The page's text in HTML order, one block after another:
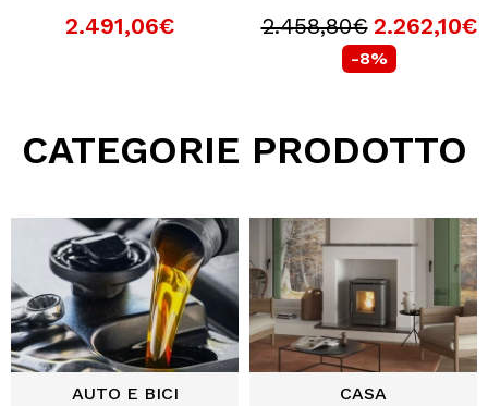
2.491,06€ 2.458,80€ 2.262,10€
-8%
CATEGORIE PRODOTTO
AUTO E BICI CASA